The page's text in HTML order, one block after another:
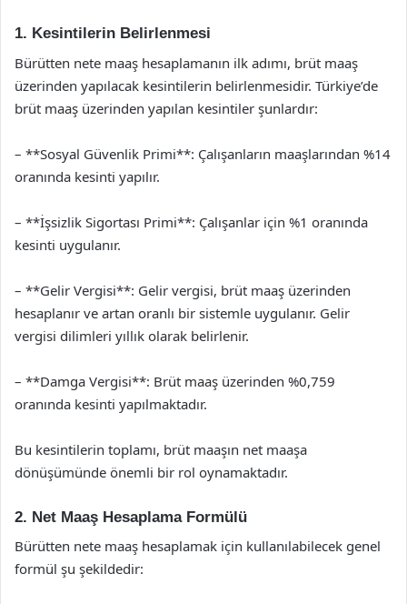
1. Kesintilerin Belirlenmesi
Bürütten nete maaş hesaplamanın ilk adımı, brüt maaş
üzerinden yapılacak kesintilerin belirlenmesidir. Türkiye’de
brüt maaş üzerinden yapılan kesintiler şunlardır:
– **Sosyal Güvenlik Primi**: Çalışanların maaşlarından %14
oranında kesinti yapılır.
– **İşsizlik Sigortası Primi**: Çalışanlar için %1 oranında
kesinti uygulanır.
– **Gelir Vergisi**: Gelir vergisi, brüt maaş üzerinden
hesaplanır ve artan oranlı bir sistemle uygulanır. Gelir
vergisi dilimleri yıllık olarak belirlenir.
– **Damga Vergisi**: Brüt maaş üzerinden %0,759
oranında kesinti yapılmaktadır.
Bu kesintilerin toplamı, brüt maaşın net maaşa
dönüşümünde önemli bir rol oynamaktadır.
2. Net Maaş Hesaplama Formülü
Bürütten nete maaş hesaplamak için kullanılabilecek genel
formül şu şekildedir: